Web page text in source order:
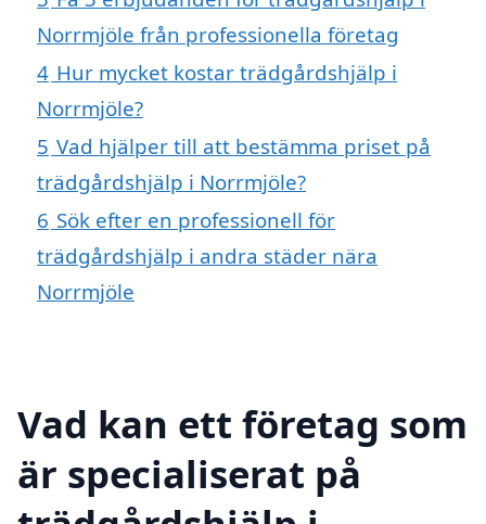
Norrmjöle från professionella företag
4 Hur mycket kostar trädgårdshjälp i
Norrmjöle?
5 Vad hjälper till att bestämma priset på
trädgårdshjälp i Norrmjöle?
6 Sök efter en professionell för
trädgårdshjälp i andra städer nära
Norrmjöle
Vad kan ett företag som
är specialiserat på